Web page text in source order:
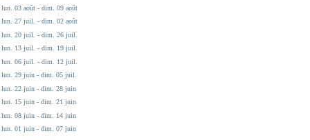
lun. 03 août - dim. 09 août
lun. 27 juil. - dim. 02 août
lun. 20 juil. - dim. 26 juil.
lun. 13 juil. - dim. 19 juil.
lun. 06 juil. - dim. 12 juil.
lun. 29 juin - dim. 05 juil.
lun. 22 juin - dim. 28 juin
lun. 15 juin - dim. 21 juin
lun. 08 juin - dim. 14 juin
lun. 01 juin - dim. 07 juin